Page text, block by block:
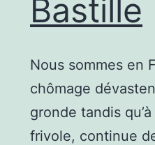
Bastille
Nous sommes en
chômage
gronde tandis
frivole, continue